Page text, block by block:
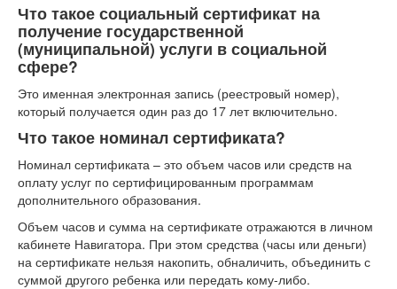
Что такое социальный сертификат на
получение государственной
(муниципальной) услуги в социальной
сфере?
Это именная электронная запись (реестровый номер),
который получается один раз до 17 лет включительно.
Что такое номинал сертификата?
Номинал сертификата – это объем часов или средств на
оплату услуг по сертифицированным программам
дополнительного образования.
Объем часов и сумма на сертификате отражаются в личном
кабинете Навигатора. При этом средства (часы или деньги)
на сертификате нельзя накопить, обналичить, объединить с
суммой другого ребенка или передать кому-либо.